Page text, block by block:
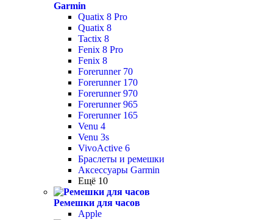
Garmin
Quatix 8 Pro
Quatix 8
Tactix 8
Fenix 8 Pro
Fenix 8
Forerunner 70
Forerunner 170
Forerunner 970
Forerunner 965
Forerunner 165
Venu 4
Venu 3s
VivoActive 6
Браслеты и ремешки
Аксессуары Garmin
Ещё 10
Ремешки для часов
Apple